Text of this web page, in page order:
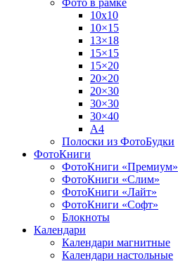
Фото в рамке
10х10
10×15
13×18
15×15
15×20
20×20
20×30
30×30
30×40
A4
Полоски из ФотоБудки
ФотоКниги
ФотоКниги «Премиум»
ФотоКниги «Слим»
ФотоКниги «Лайт»
ФотоКниги «Софт»
Блокноты
Календари
Календари магнитные
Календари настольные